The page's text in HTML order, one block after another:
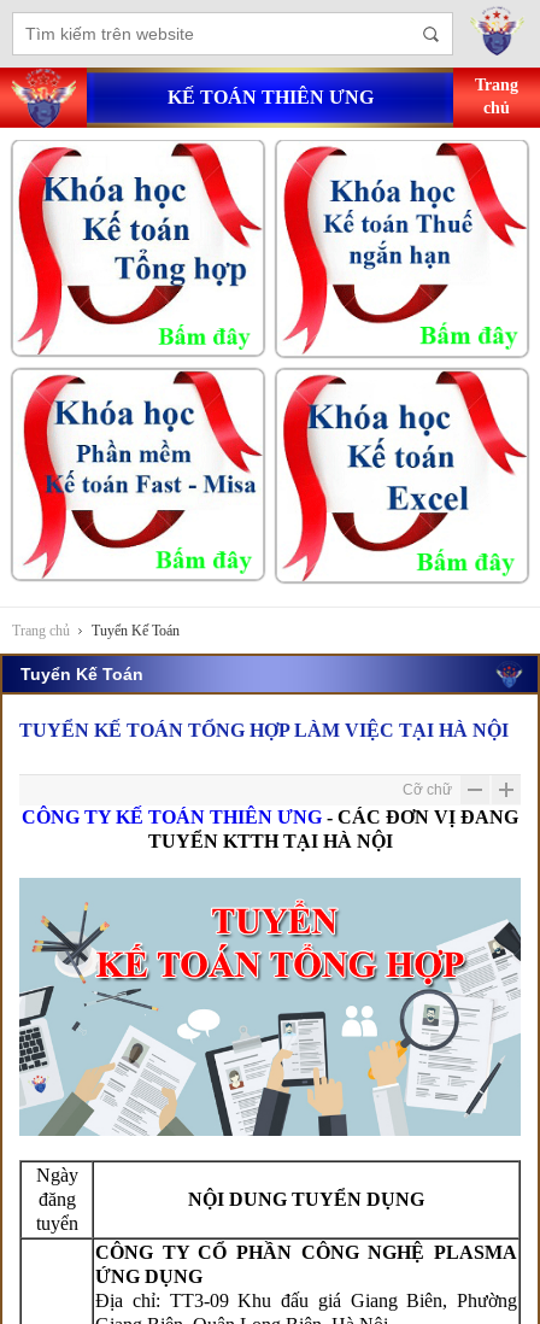
KẾ TOÁN THIÊN ƯNG
Trang
chủ
Trang chủ Tuyển Kế Toán
Tuyển Kế Toán
TUYỂN KẾ TOÁN TỔNG HỢP LÀM VIỆC TẠI HÀ NỘI
Cỡ chữ
CÔNG TY KẾ TOÁN THIÊN ƯNG - CÁC ĐƠN VỊ ĐANG
TUYỂN KTTH TẠI HÀ NỘI
Ngày
đăng
tuyển
NỘI DUNG TUYỂN DỤNG
CÔNG TY CỔ PHẦN CÔNG NGHỆ PLASMA
ỨNG DỤNG
Địa chỉ: TT3-09 Khu đấu giá Giang Biên, Phường